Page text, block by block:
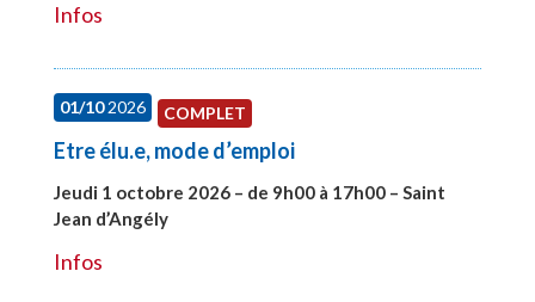
Infos
01/102026 COMPLET
Etre élu.e, mode d’emploi
Jeudi 1 octobre 2026 – de 9h00 à 17h00 – Saint
Jean d’Angély
Infos